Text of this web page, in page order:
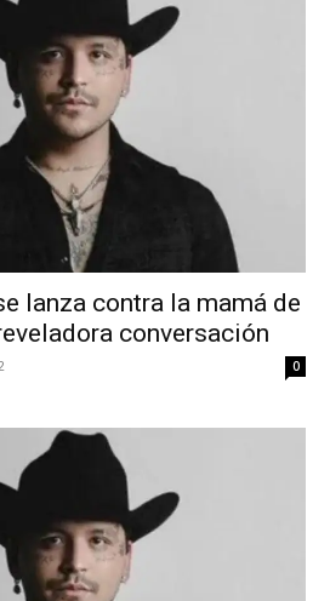
lanza contra la mamá de
conversación
0